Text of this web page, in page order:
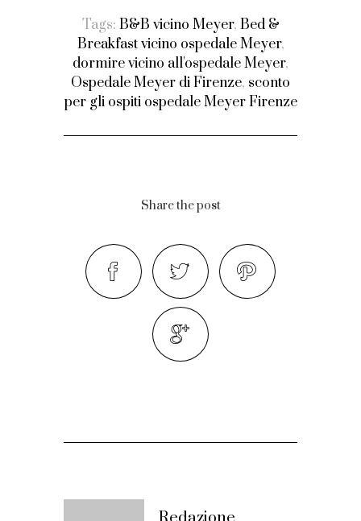
Tags: B&B vicino Meyer, Bed &
Breakfast vicino ospedale Meyer,
dormire vicino all'ospedale Meyer,
Ospedale Meyer di Firenze, sconto
per gli ospiti ospedale Meyer Firenze
Share the post